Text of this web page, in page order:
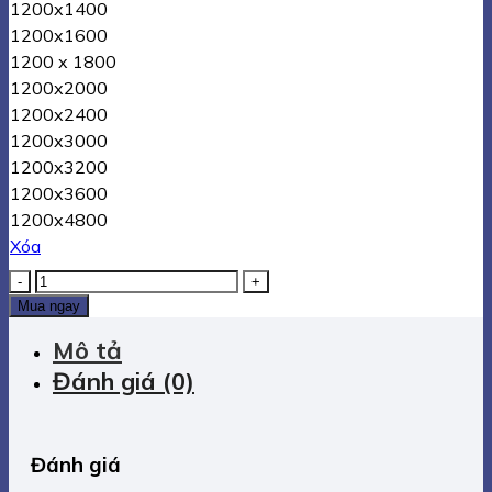
1200x1400
1200x1600
1200 x 1800
1200x2000
1200x2400
1200x3000
1200x3200
1200x3600
1200x4800
Xóa
Bảng
từ
Hàn
Quốc
KT
80x120cm
thước
khác)
Mua ngay
Mô tả
Đánh giá (0)
Đánh giá